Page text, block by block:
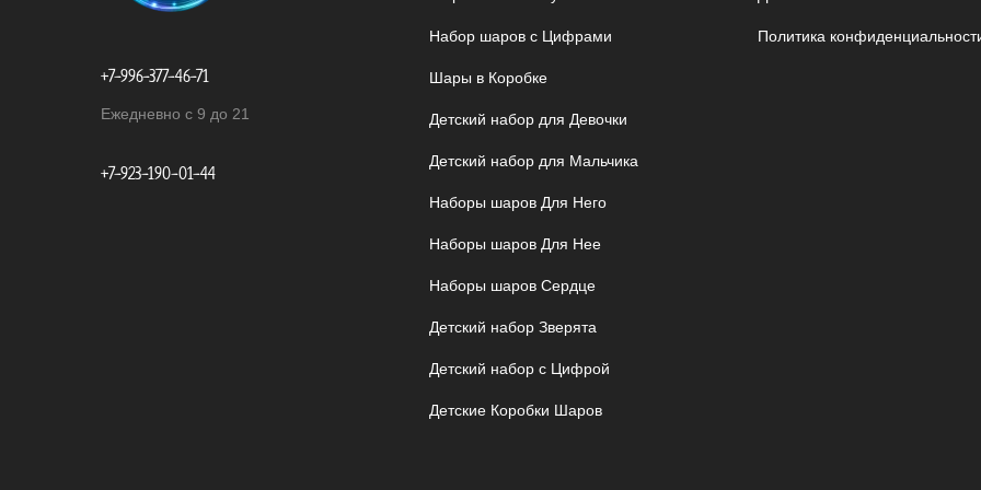
+7-996-377-46-71
Ежедневно с 9 до 21
+7-923-190-01-44
Набор шаров с Цифрами
Шары в Коробке
Детский набор для Девочки
Детский набор для Мальчика
Наборы шаров Для Него
Наборы шаров Для Нее
Наборы шаров Сердце
Детский набор Зверята
Детский набор с Цифрой
Детские Коробки Шаров
Политика